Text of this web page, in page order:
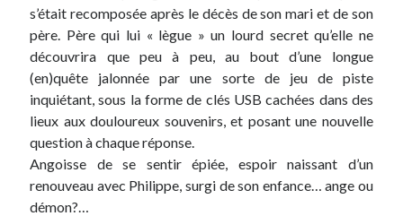
s’était recomposée après le décès de son mari et de son
père. Père qui lui « lègue » un lourd secret qu’elle ne
découvrira que peu à peu, au bout d’une longue
(en)quête jalonnée par une sorte de jeu de piste
inquiétant, sous la forme de clés USB cachées dans des
lieux aux douloureux souvenirs, et posant une nouvelle
question à chaque réponse.
Angoisse de se sentir épiée, espoir naissant d’un
renouveau avec Philippe, surgi de son enfance… ange ou
démon?…